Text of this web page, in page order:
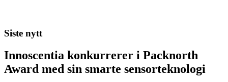
Siste nytt
Innoscentia konkurrerer i Packnorth
Award med sin smarte sensorteknologi